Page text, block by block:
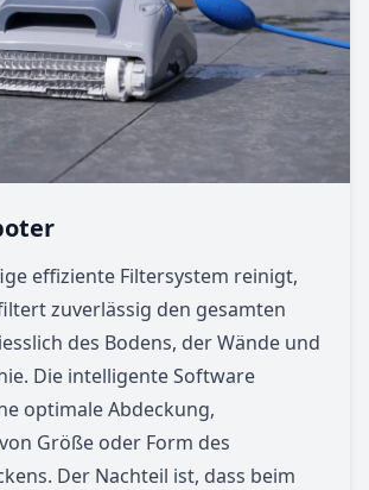
effiziente Filtersystem reinigt,
zuverlässig den gesamten
des Bodens, der Wände und
Die intelligente Software
optimale Abdeckung,
Größe oder Form des
Der Nachteil ist, dass beim